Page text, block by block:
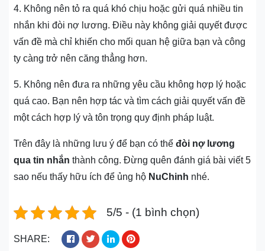
4. Không nên tỏ ra quá khó chịu hoặc gửi quá nhiều tin
nhắn khi đòi nợ lương. Điều này không giải quyết được
vấn đề mà chỉ khiến cho mối quan hệ giữa bạn và công
ty càng trở nên căng thẳng hơn.
5. Không nên đưa ra những yêu cầu không hợp lý hoặc
quá cao. Bạn nên hợp tác và tìm cách giải quyết vấn đề
một cách hợp lý và tôn trọng quy định pháp luật.
Trên đây là những lưu ý để bạn có thể đòi nợ lương
qua tin nhắn thành công. Đừng quên đánh giá bài viết 5
sao nếu thấy hữu ích để ủng hộ NuChinh nhé.
5/5 - (1 bình chọn)
SHARE: